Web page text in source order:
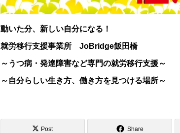
動いた分、新しい自分になる！
就労移行支援事業所 JoBridge飯田橋
～うつ病・発達障害など専門の就労移行支援～
～自分らしい生き方、働き方を見つける場所～
Post Share